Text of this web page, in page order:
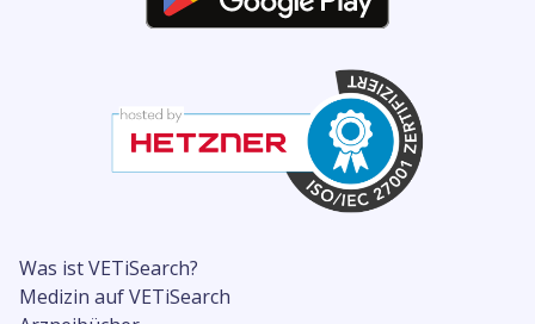
Was ist VETiSearch?
Medizin auf VETiSearch